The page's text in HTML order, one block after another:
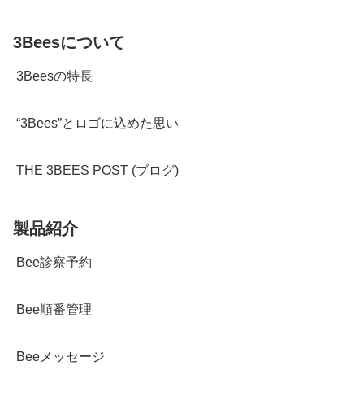
3Beesについて
3Beesの特長
“3Bees”とロゴに込めた思い
THE 3BEES POST (ブログ)
製品紹介
Bee診察予約
Bee順番管理
Beeメッセージ